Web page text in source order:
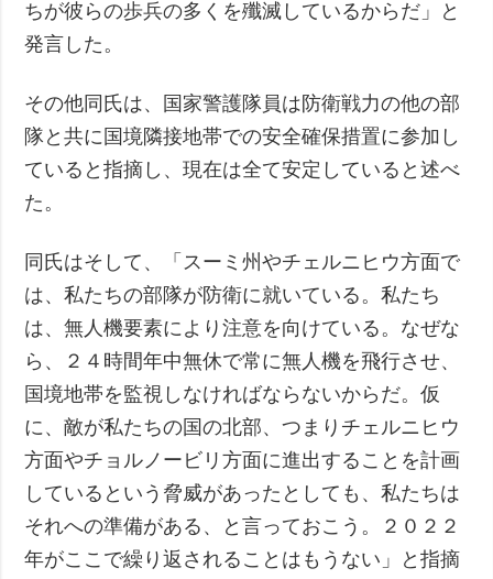
ちが彼らの歩兵の多くを殲滅しているからだ」と
発言した。
その他同氏は、国家警護隊員は防衛戦力の他の部
隊と共に国境隣接地帯での安全確保措置に参加し
ていると指摘し、現在は全て安定していると述べ
た。
同氏はそして、「スーミ州やチェルニヒウ方面で
は、私たちの部隊が防衛に就いている。私たち
は、無人機要素により注意を向けている。なぜな
ら、２４時間年中無休で常に無人機を飛行させ、
国境地帯を監視しなければならないからだ。仮
に、敵が私たちの国の北部、つまりチェルニヒウ
方面やチョルノービリ方面に進出することを計画
しているという脅威があったとしても、私たちは
それへの準備がある、と言っておこう。２０２２
年がここで繰り返されることはもうない」と指摘